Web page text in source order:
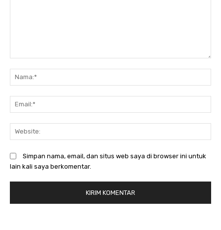
Simpan nama, email, dan situs web saya di browser ini untuk
lain kali saya berkomentar.